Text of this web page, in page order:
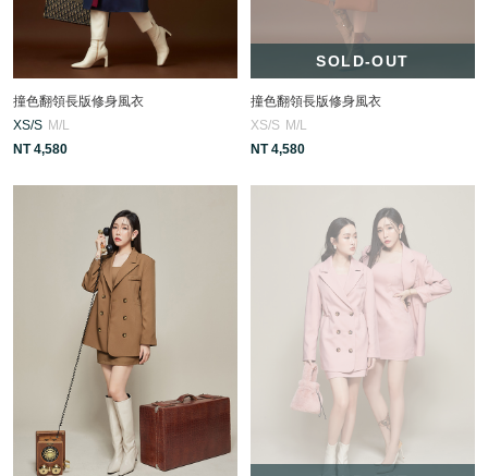
撞色翻領長版修身風衣
XS/S M/L
NT 4,580
SOLD-OUT
撞色翻領長版修身風衣
XS/S M/L
NT 4,580